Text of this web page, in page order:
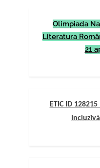
Olimpiada
Literatura
21
ETIC ID